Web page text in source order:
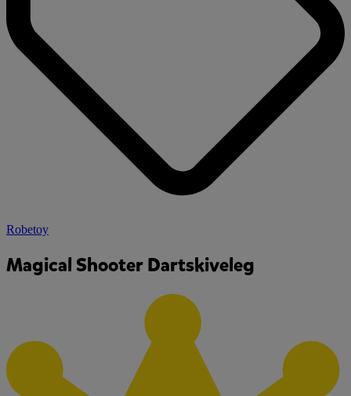
Robetoy
Magical Shooter Dartskiveleg